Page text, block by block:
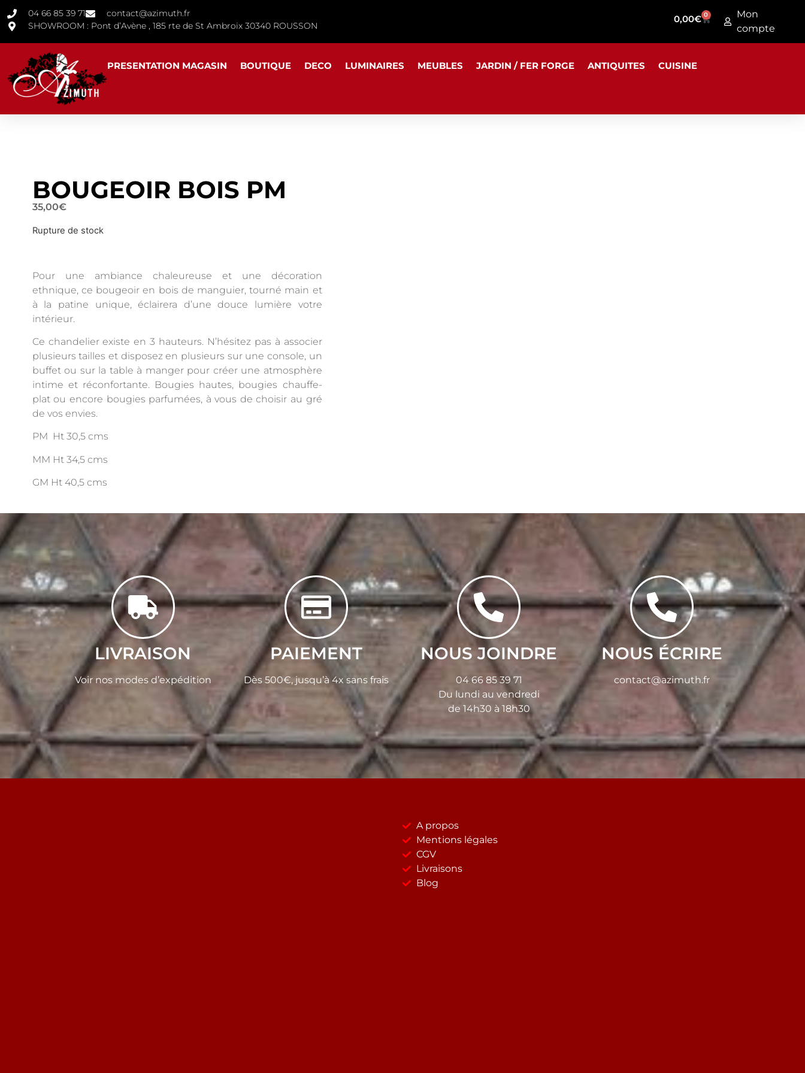
04 66 85 39 71
contact@azimuth.fr
SHOWROOM : Pont d’Avène , 185 rte de St Ambroix 30340 ROUSSON
0,00€ 0
Mon
compte
PRESENTATION MAGASIN BOUTIQUE DECO LUMINAIRES MEUBLES JARDIN / FER FORGE ANTIQUITES CUISINE
BOUGEOIR BOIS PM
35,00€
Rupture de stock
Pour une ambiance chaleureuse et une décoration
ethnique, ce bougeoir en bois de manguier, tourné main et
à la patine unique, éclairera d’une douce lumière votre
intérieur.
Ce chandelier existe en 3 hauteurs. N’hésitez pas à associer
plusieurs tailles et disposez en plusieurs sur une console, un
buffet ou sur la table à manger pour créer une atmosphère
intime et réconfortante. Bougies hautes, bougies chauffe-
plat ou encore bougies parfumées, à vous de choisir au gré
de vos envies.
PM Ht 30,5 cms
MM Ht 34,5 cms
GM Ht 40,5 cms
LIVRAISON
Voir nos modes d’expédition
PAIEMENT
Dès 500€, jusqu’à 4x sans frais
NOUS JOINDRE
04 66 85 39 71
Du lundi au vendredi
de 14h30 à 18h30
NOUS ÉCRIRE
contact@azimuth.fr
A propos
Mentions légales
CGV
Livraisons
Blog